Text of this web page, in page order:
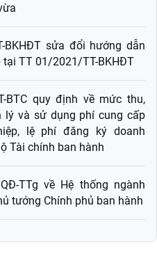
BKHĐT sửa đổi hướng dẫn
TT 01/2021/TT-BKHĐT
BTC quy định về mức thu,
lý và sử dụng phí cung cấp
lệ phí đăng ký doanh
Tài chính ban hành
TTg về Hệ thống ngành
tướng Chính phủ ban hành